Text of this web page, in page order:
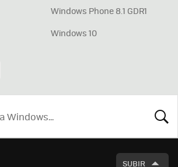
Windows Phone 8.1 GDR1
Windows 10
SUBIR